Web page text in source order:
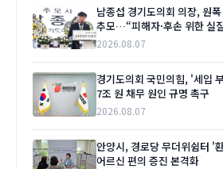
남종섭 경기도의회 의장, 원
추모…“피해자·후손 위한 실
2026.08.07
경기도의회 국민의힘, '세입
7조 원 채무 원인 규명 촉구
2026.08.07
안양시, 경로당 무더위쉼터 '
어르신 편의 증진 본격화